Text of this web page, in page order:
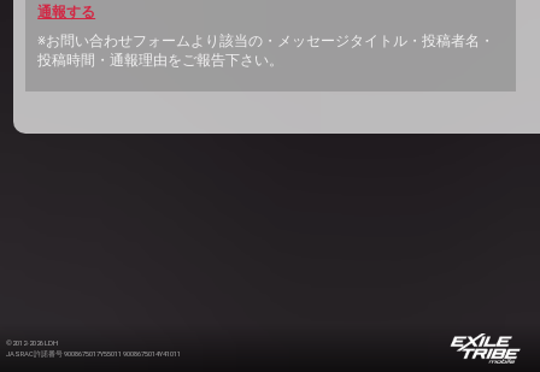
通報する
※お問い合わせフォームより該当の・メッセージタイトル・投稿者名・
投稿時間・通報理由をご報告下さい。
©2012-2026 LDH
JASRAC許諾番号 9008675017Y55011 9008675014Y41011